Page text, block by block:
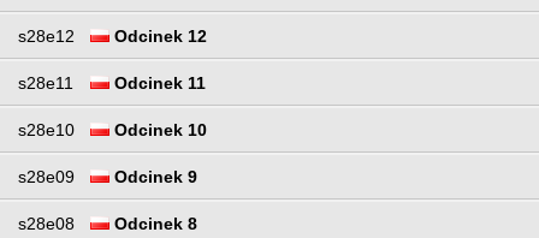
s28e12 Odcinek 12
s28e11 Odcinek 11
s28e10 Odcinek 10
s28e09 Odcinek 9
s28e08 Odcinek 8